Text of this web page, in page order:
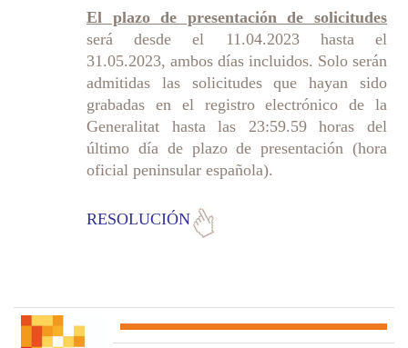
El plazo de presentación de solicitudes
será desde el 11.04.2023 hasta el
31.05.2023, ambos días incluidos. Solo serán
admitidas las solicitudes que hayan sido
grabadas en el registro electrónico de la
Generalitat hasta las 23:59.59 horas del
último día de plazo de presentación (hora
oficial peninsular española).
RESOLUCIÓN